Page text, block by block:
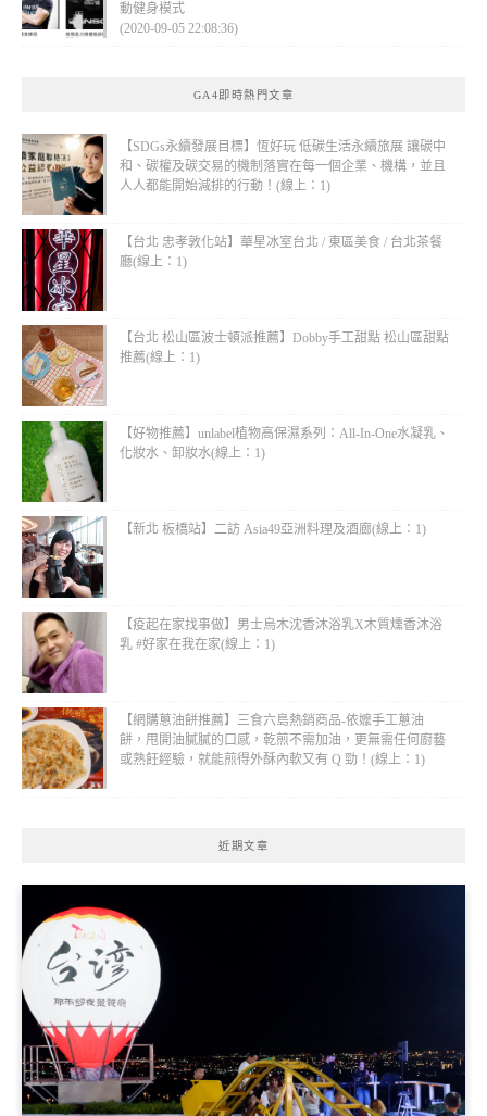
動健身模式
(2020-09-05 22:08:36)
GA4即時熱門文章
【SDGs永續發展目標】恆好玩 低碳生活永續旅展 讓碳中
和、碳權及碳交易的機制落實在每一個企業、機構，並且
人人都能開始減排的行動！(線上：1)
【台北 忠孝敦化站】華星冰室台北 / 東區美食 / 台北茶餐
廳(線上：1)
【台北 松山區波士頓派推薦】Dobby手工甜點 松山區甜點
推薦(線上：1)
【好物推薦】unlabel植物高保濕系列：All-In-One水凝乳、
化妝水、卸妝水(線上：1)
【新北 板橋站】二訪 Asia49亞洲料理及酒廊(線上：1)
【疫起在家找事做】男士烏木沈香沐浴乳X木質燻香沐浴
乳 #好家在我在家(線上：1)
【網購蔥油餅推薦】三食六島熱銷商品-依嬤手工蔥油
餅，甩開油膩膩的口感，乾煎不需加油，更無需任何廚藝
或熟飪經驗，就能煎得外酥內軟又有 Q 勁！(線上：1)
近期文章